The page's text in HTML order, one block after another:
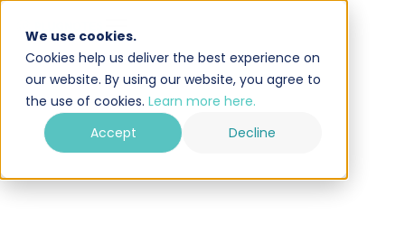
We use cookies.
Cookies help us deliver the best experience on
our website. By using our website, you agree to
the use of cookies. Learn more here.
Accept
Decline